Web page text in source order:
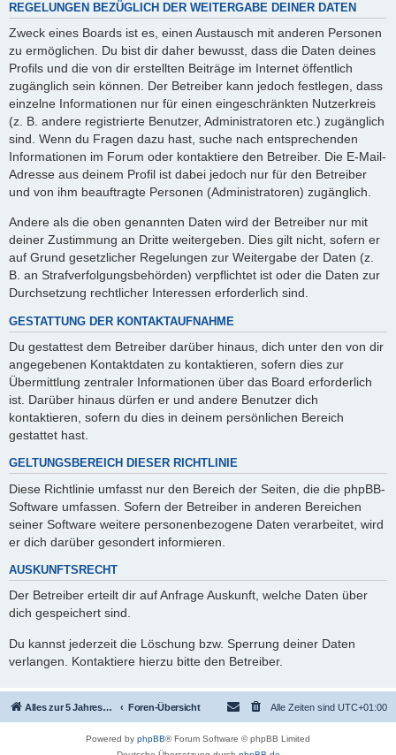
REGELUNGEN BEZÜGLICH DER WEITERGABE DEINER DATEN
Zweck eines Boards ist es, einen Austausch mit anderen Personen
zu ermöglichen. Du bist dir daher bewusst, dass die Daten deines
Profils und die von dir erstellten Beiträge im Internet öffentlich
zugänglich sein können. Der Betreiber kann jedoch festlegen, dass
einzelne Informationen nur für einen eingeschränkten Nutzerkreis
(z. B. andere registrierte Benutzer, Administratoren etc.) zugänglich
sind. Wenn du Fragen dazu hast, suche nach entsprechenden
Informationen im Forum oder kontaktiere den Betreiber. Die E-Mail-
Adresse aus deinem Profil ist dabei jedoch nur für den Betreiber
und von ihm beauftragte Personen (Administratoren) zugänglich.
Andere als die oben genannten Daten wird der Betreiber nur mit
deiner Zustimmung an Dritte weitergeben. Dies gilt nicht, sofern er
auf Grund gesetzlicher Regelungen zur Weitergabe der Daten (z.
B. an Strafverfolgungsbehörden) verpflichtet ist oder die Daten zur
Durchsetzung rechtlicher Interessen erforderlich sind.
GESTATTUNG DER KONTAKTAUFNAHME
Du gestattest dem Betreiber darüber hinaus, dich unter den von dir
angegebenen Kontaktdaten zu kontaktieren, sofern dies zur
Übermittlung zentraler Informationen über das Board erforderlich
ist. Darüber hinaus dürfen er und andere Benutzer dich
kontaktieren, sofern du dies in deinem persönlichen Bereich
gestattet hast.
GELTUNGSBEREICH DIESER RICHTLINIE
Diese Richtlinie umfasst nur den Bereich der Seiten, die die phpBB-
Software umfassen. Sofern der Betreiber in anderen Bereichen
seiner Software weitere personenbezogene Daten verarbeitet, wird
er dich darüber gesondert informieren.
AUSKUNFTSRECHT
Der Betreiber erteilt dir auf Anfrage Auskunft, welche Daten über
dich gespeichert sind.
Du kannst jederzeit die Löschung bzw. Sperrung deiner Daten
verlangen. Kontaktiere hierzu bitte den Betreiber.
Alles zur 5 Jahreswertung / Tabelle der UEFA mit vielen Statistiken. Foren-Übersicht Alle Zeiten sind UTC+01:00
Powered by phpBB® Forum Software © phpBB Limited